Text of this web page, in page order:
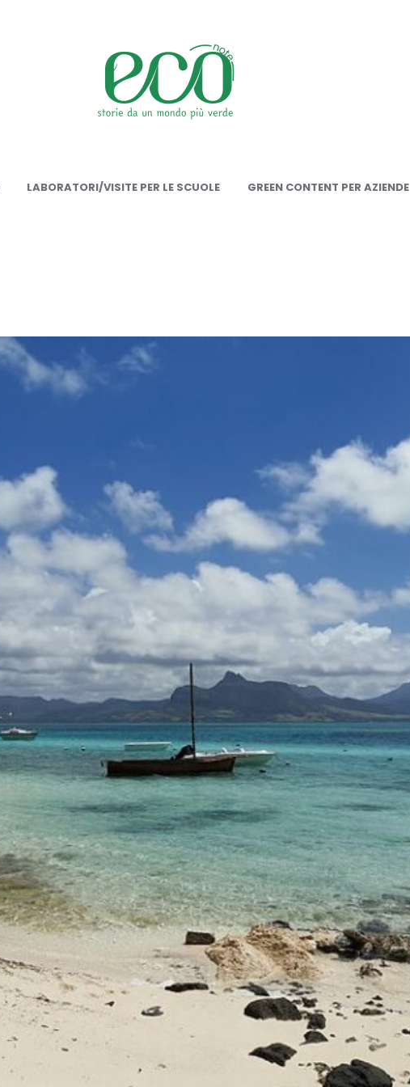
LABORATORI/VISITE PER LE SCUOLE GREEN CONTENT PER AZIENDE